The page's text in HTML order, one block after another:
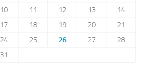
10 11 12 13
14
17 18 19 20
21
24 25 26 27
28
31